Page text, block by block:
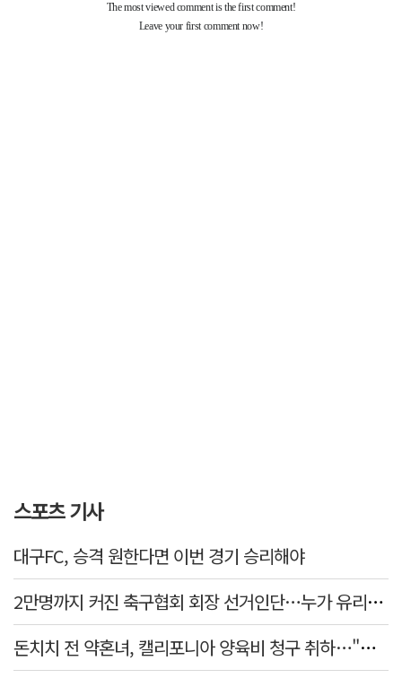
스포츠 기사
대구FC, 승격 원한다면 이번 경기 승리해야
2만명까지 커진 축구협회 회장 선거인단…누가 유리할까
돈치치 전 약혼녀, 캘리포니아 양육비 청구 취하…"합의로 해결"